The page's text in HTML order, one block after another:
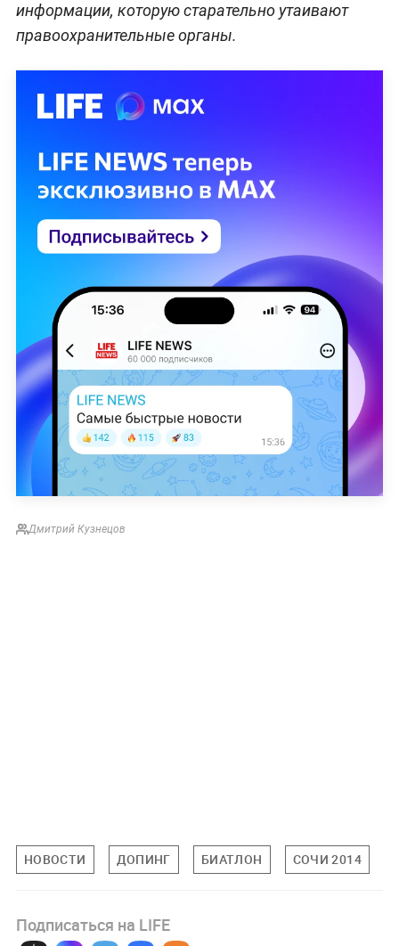
информации, которую старательно утаивают
правоохранительные органы.
Дмитрий Кузнецов
НОВОСТИ ДОПИНГ БИАТЛОН СОЧИ 2014
Подписаться на LIFE